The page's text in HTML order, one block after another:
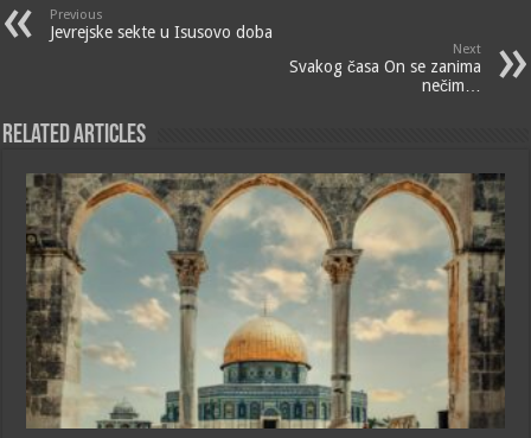
Previous
Jevrejske sekte u Isusovo doba
Next
Svakog časa On se zanima
nečim…
Related Articles